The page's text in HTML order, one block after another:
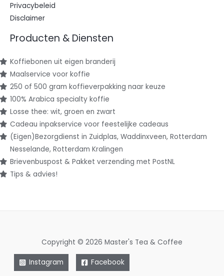
Privacybeleid
Disclaimer
Producten & Diensten
Koffiebonen uit eigen branderij
Maalservice voor koffie
250 of 500 gram koffieverpakking naar keuze
100% Arabica specialty koffie
Losse thee: wit, groen en zwart
Cadeau inpakservice voor feestelijke cadeaus
(Eigen)Bezorgdienst in Zuidplas, Waddinxveen, Rotterdam
Nesselande, Rotterdam Kralingen
Brievenbuspost & Pakket verzending met PostNL
Tips & advies!
Copyright © 2026 Master's Tea & Coffee
Instagram Facebook